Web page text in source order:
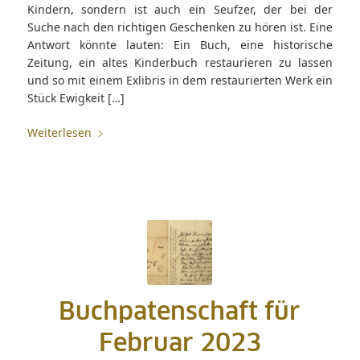
Kindern, sondern ist auch ein Seufzer, der bei der
Suche nach den richtigen Geschenken zu hören ist. Eine
Antwort könnte lauten: Ein Buch, eine historische
Zeitung, ein altes Kinderbuch restaurieren zu lassen
und so mit einem Exlibris in dem restaurierten Werk ein
Stück Ewigkeit […]
Weiterlesen
Buchpatenschaft für
Februar 2023